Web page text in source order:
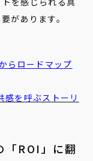
があります。
らロードマップ
感を呼ぶストーリ
「ROI」に翻